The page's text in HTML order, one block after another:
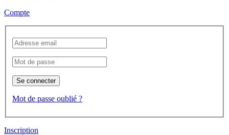
Compte
Se connecter
Mot de passe oublié ?
Inscription